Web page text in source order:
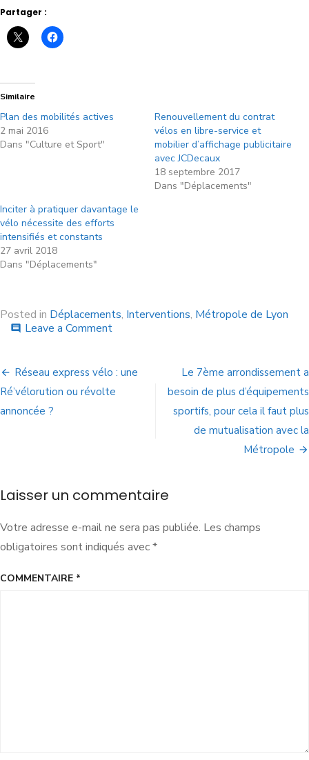
Partager :
Similaire
Plan des mobilités actives
2 mai 2016
Dans "Culture et Sport"
Renouvellement du contrat
vélos en libre-service et
mobilier d’affichage publicitaire
avec JCDecaux
18 septembre 2017
Dans "Déplacements"
Inciter à pratiquer davantage le
vélo nécessite des efforts
intensifiés et constants
27 avril 2018
Dans "Déplacements"
Posted in Déplacements, Interventions, Métropole de Lyon
comment Leave a Comment
Réseau express vélo : une
Ré’vélorution ou révolte
annoncée ?
Le 7ème arrondissement a
besoin de plus d’équipements
sportifs, pour cela il faut plus
de mutualisation avec la
Métropole
Laisser un commentaire
Votre adresse e-mail ne sera pas publiée. Les champs
obligatoires sont indiqués avec*
COMMENTAIRE *